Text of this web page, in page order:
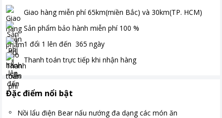
Giao hàng miễn phí 65km(miền Bắc) và 30km(TP. HCM)
Sản phẩm bảo hành miễn phí 100 %
1 đổi 1 lên đến 365 ngày
Thanh toán trực tiếp khi nhận hàng
Đặc điểm nổi bật
Nồi lẩu điện Bear nấu nướng đa dạng các món ăn